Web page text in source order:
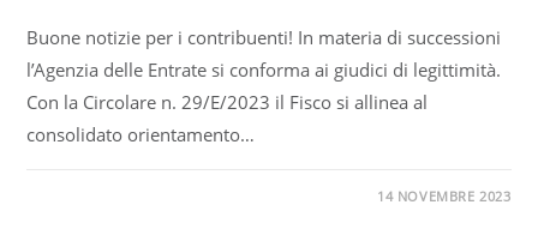
Buone notizie per i contribuenti! In materia di successioni
l’Agenzia delle Entrate si conforma ai giudici di legittimità.
Con la Circolare n. 29/E/2023 il Fisco si allinea al
consolidato orientamento…
14 NOVEMBRE 2023